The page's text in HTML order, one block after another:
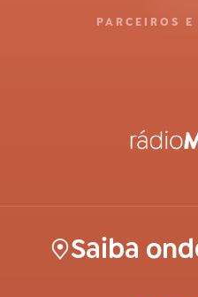
PARCEIROS
Saiba